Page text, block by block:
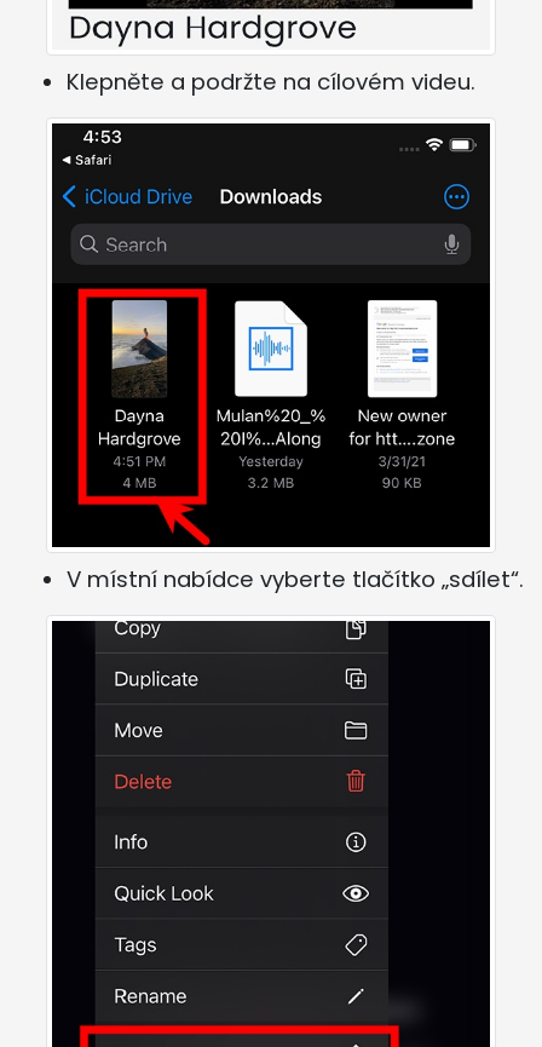
Klepněte a podržte na cílovém videu.
V místní nabídce vyberte tlačítko „sdílet“.